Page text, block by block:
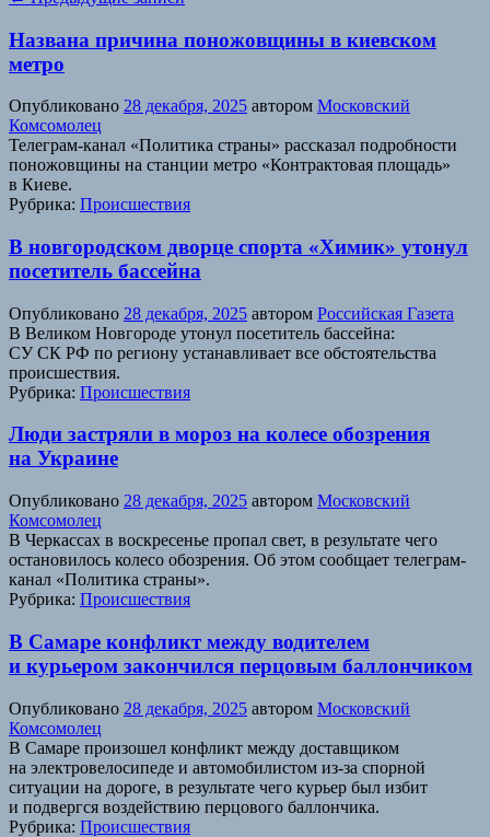
Названа причина поножовщины в киевском
метро
Опубликовано 28 декабря, 2025 автором Московский
Комсомолец
Телеграм-канал «Политика страны» рассказал подробности
поножовщины на станции метро «Контрактовая площадь»
в Киеве.
Рубрика: Происшествия
В новгородском дворце спорта «Химик» утонул
посетитель бассейна
Опубликовано 28 декабря, 2025 автором Российская Газета
В Великом Новгороде утонул посетитель бассейна:
СУ СК РФ по региону устанавливает все обстоятельства
происшествия.
Рубрика: Происшествия
Люди застряли в мороз на колесе обозрения
на Украине
Опубликовано 28 декабря, 2025 автором Московский
Комсомолец
В Черкассах в воскресенье пропал свет, в результате чего
остановилось колесо обозрения. Об этом сообщает телеграм-
канал «Политика страны».
Рубрика: Происшествия
В Самаре конфликт между водителем
и курьером закончился перцовым баллончиком
Опубликовано 28 декабря, 2025 автором Московский
Комсомолец
В Самаре произошел конфликт между доставщиком
на электровелосипеде и автомобилистом из-за спорной
ситуации на дороге, в результате чего курьер был избит
и подвергся воздействию перцового баллончика.
Рубрика: Происшествия